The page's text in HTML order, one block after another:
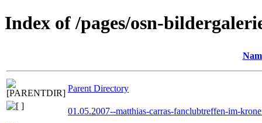
Index of /pages/osn-
Parent Directory
01.05.2007--matthias-carras-fanclubtreffen-im-